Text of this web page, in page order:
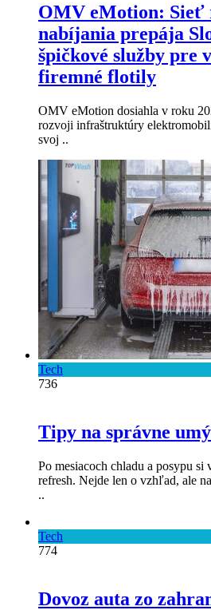
OMV eMotion: Sieť
nabíjania prepája
špičkové služby pre
firemné flotily
OMV eMotion dosiahla v roku
rozvoji infraštruktúry
svoj ..
Tech
736
Tipy na správne
Po mesiacoch chladu a posypu
refresh. Nejde len o vzhľad, ale
..
Tech
774
Dovoz auta zo